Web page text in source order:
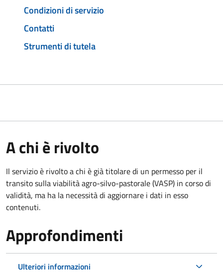
Condizioni di servizio
Contatti
Strumenti di tutela
A chi è rivolto
Il servizio è rivolto a chi è già titolare di un permesso per il
transito sulla viabilità agro-silvo-pastorale (VASP) in corso di
validità, ma ha la necessità di aggiornare i dati in esso
contenuti.
Approfondimenti
Ulteriori informazioni